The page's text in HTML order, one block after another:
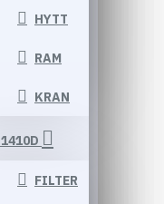
HYTT
RAM
KRAN
1410D
FILTER